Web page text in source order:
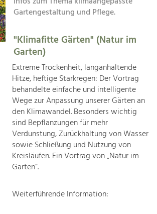
und
Kultur
und Forschung.
Bildung &
Jugend und
& Energie
öffentlicher Verkehr und
Gartengestaltung und Pflege.
"Klimafitte Gärten" (Natur im
Garten)
Extreme Trockenheit, langanhaltende
Hitze, heftige Starkregen: Der Vortrag
behandelte einfache und intelligente
Wege zur Anpassung unserer Gärten an
den Klimawandel. Besonders wichtig
sind Bepflanzungen für mehr
Verdunstung, Zurückhaltung von Wasser
sowie Schließung und Nutzung von
Kreisläufen. Ein Vortrag von „Natur im
Garten“.
Weiterführende Information: